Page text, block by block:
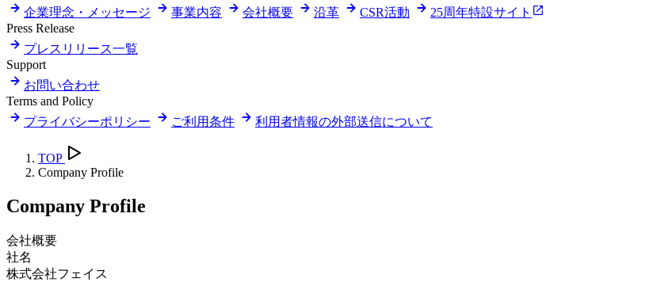
企業理念・メッセージ
事業内容 会社概要 沿革 CSR活動
25周年特設サイト
Press Release
プレスリリース一覧
Support
お問い合わせ
Terms and Policy
プライバシーポリシー
ご利用条件 利用者情報の外部送信について
TOP
Company Profile
Company Profile
会社概要
社名
株式会社フェイス